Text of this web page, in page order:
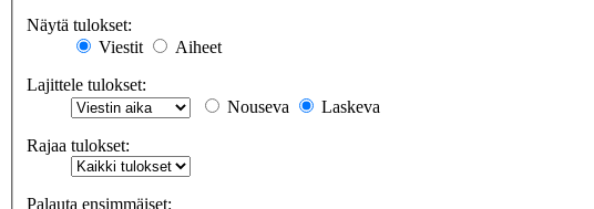
Näytä tulokset:
Viestit
Aiheet
Lajittele tulokset:
Nouseva
Laskeva
Rajaa tulokset:
Palauta ensimmäiset: